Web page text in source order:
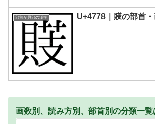
部首が貝部の漢字 U+4778｜䝸の部首
画数別、読み方別、部首別の分類一覧